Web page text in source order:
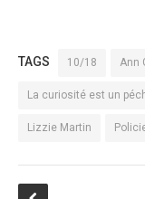
TAGS 10/18 Ann
La curiosité est un
Lizzie Martin